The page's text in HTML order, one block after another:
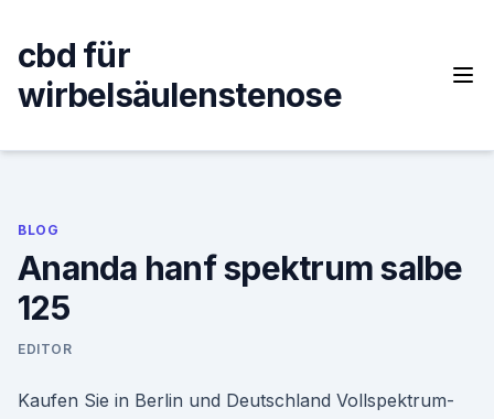
content
cbd für
wirbelsäulenstenose
BLOG
Ananda hanf spektrum salbe
125
EDITOR
Kaufen Sie in Berlin und Deutschland Vollspektrum-